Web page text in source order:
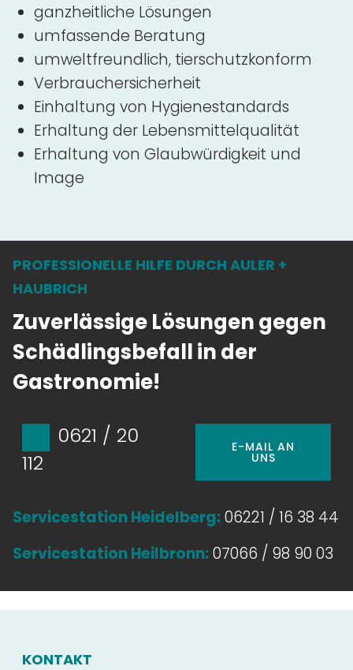
ganzheitliche Lösungen
umfassende Beratung
umweltfreundlich, tierschutzkonform
Verbrauchersicherheit
Einhaltung von Hygienestandards
Erhaltung der Lebensmittelqualität
Erhaltung von Glaubwürdigkeit und
Image
PROFESSIONELLE HILFE DURCH AULER +
HAUBRICH
Zuverlässige Lösungen gegen
Schädlingsbefall in der
Gastronomie!
0621 / 20
112
E-MAIL AN
UNS
Servicestation Heidelberg: 06221 / 16 38 44
Servicestation Heilbronn: 07066 / 98 90 03
KONTAKT